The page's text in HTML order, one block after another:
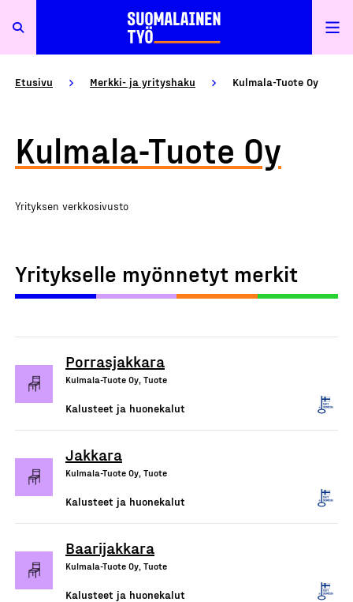
Etusivu Merkki- ja yrityshaku Kulmala-Tuote Oy
Kulmala-Tuote Oy
Yrityksen verkkosivusto
Yritykselle myönnetyt merkit
Porrasjakkara
Kulmala-Tuote Oy, Tuote
Kalusteet ja huonekalut
Jakkara
Kulmala-Tuote Oy, Tuote
Kalusteet ja huonekalut
Baarijakkara
Kulmala-Tuote Oy, Tuote
Kalusteet ja huonekalut